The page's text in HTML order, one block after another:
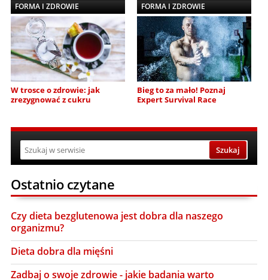
FORMA I ZDROWIE
W trosce o zdrowie: jak
zrezygnować z cukru
FORMA I ZDROWIE
Bieg to za mało! Poznaj
Expert Survival Race
Ostatnio czytane
Czy dieta bezglutenowa jest dobra dla naszego
organizmu?
Dieta dobra dla mięśni
Zadbaj o swoje zdrowie - jakie badania warto